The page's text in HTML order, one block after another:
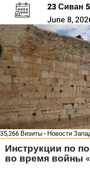
23 Сиван
June 8,
35,266 Визиты Новости
Инструкции по
во время войны